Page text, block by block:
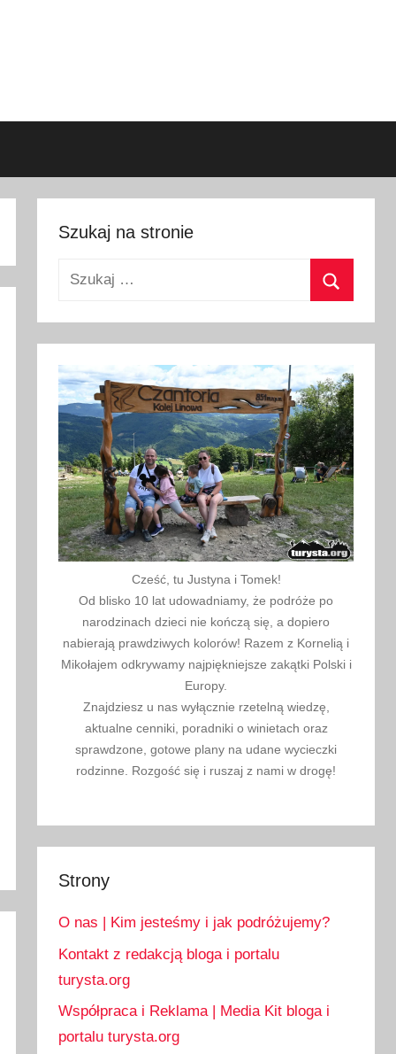
Szukaj na stronie
Szukaj:
Cześć, tu Justyna i Tomek!
Od blisko 10 lat udowadniamy, że podróże po
narodzinach dzieci nie kończą się, a dopiero
nabierają prawdziwych kolorów! Razem z Kornelią i
Mikołajem odkrywamy najpiękniejsze zakątki Polski i
Europy.
Znajdziesz u nas wyłącznie rzetelną wiedzę,
aktualne cenniki, poradniki o winietach oraz
sprawdzone, gotowe plany na udane wycieczki
rodzinne. Rozgość się i ruszaj z nami w drogę!
Strony
O nas | Kim jesteśmy i jak podróżujemy?
Kontakt z redakcją bloga i portalu
turysta.org
Współpraca i Reklama | Media Kit bloga i
portalu turysta.org